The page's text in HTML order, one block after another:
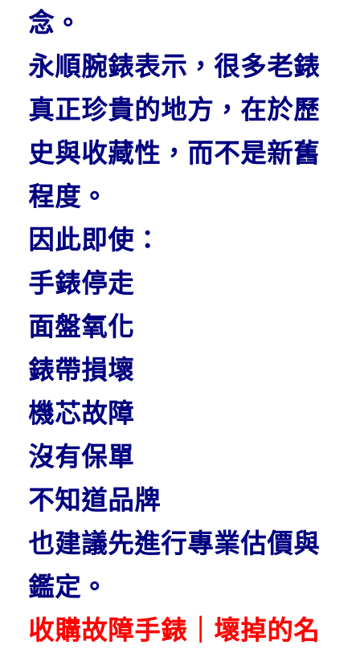
念。
永順腕錶表示，很多老錶
真正珍貴的地方，在於歷
史與收藏性，而不是新舊
程度。
因此即使：
手錶停走
面盤氧化
錶帶損壞
機芯故障
沒有保單
不知道品牌
也建議先進行專業估價與
鑑定。
收購故障手錶｜壞掉的名